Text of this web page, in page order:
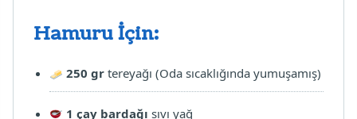
Hamuru İçin:
250 gr tereyağı (Oda sıcaklığında yumuşamış)
1 çay bardağı sıvı yağ